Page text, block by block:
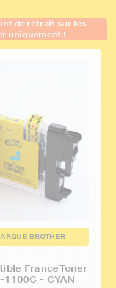
de retrait sur les
uniquement !
BROTHER
FranceToner
- CYAN